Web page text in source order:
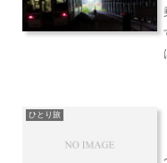
ひとり旅